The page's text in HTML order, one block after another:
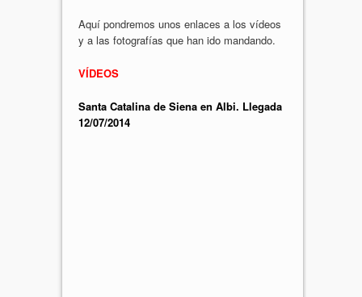
Aquí pondremos unos enlaces a los vídeos
y a las fotografías que han ido mandando.
VÍDEOS
Santa Catalina de Siena en Albi. Llegada
12/07/2014